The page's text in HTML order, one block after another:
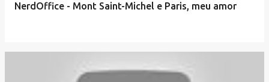
NerdOffice - Mont Saint-Michel e Paris, meu amor